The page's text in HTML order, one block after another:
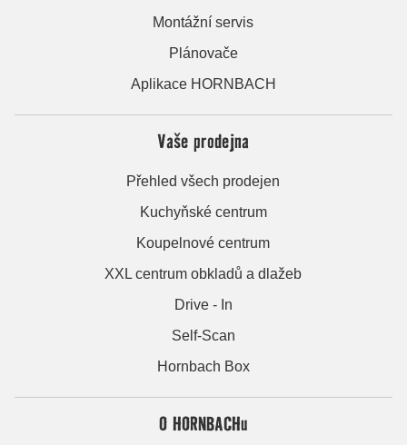
Montážní servis
Plánovače
Aplikace HORNBACH
Vaše prodejna
Přehled všech prodejen
Kuchyňské centrum
Koupelnové centrum
XXL centrum obkladů a dlažeb
Drive - In
Self-Scan
Hornbach Box
O HORNBACHu